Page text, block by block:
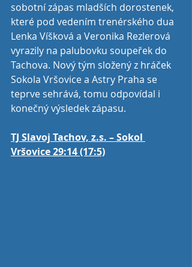
sobotní zápas mladších dorostenek,
které pod vedením trenérského dua
Lenka Víšková a Veronika Rezlerová
vyrazily na palubovku soupeřek do
Tachova. Nový tým složený z hráček
Sokola Vršovice a Astry Praha se
teprve sehrává, tomu odpovídal i
konečný výsledek zápasu.
TJ Slavoj Tachov, z.s. – Sokol
Vršovice 29:14 (17:5)